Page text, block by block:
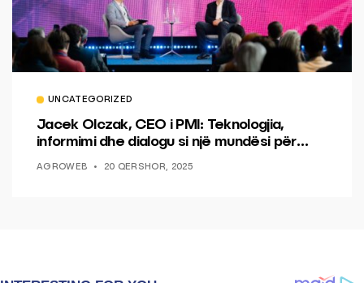
UNCATEGORIZED
Jacek Olczak, CEO i PMI: Teknologjia,
informimi dhe dialogu si një mundësi për
AGROWEB 20 QERSHOR, 2025